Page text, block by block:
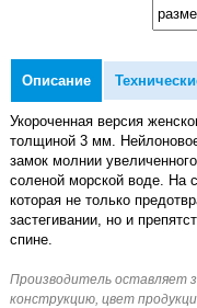
Описание
Укороченная версия
толщиной 3 мм.
замок молнии
соленой морской воде. На
которая не только
застегивании, но и
спине.